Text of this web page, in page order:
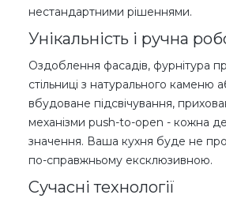
нестандартними рішеннями.
Унікальність і ручна
Оздоблення фасадів, фурнітура
стільниці з натурального каменю
вбудоване підсвічування,
механізми push-to-open - кожна
значення. Ваша кухня буде не
по-справжньому ексклюзивною.
Сучасні технології